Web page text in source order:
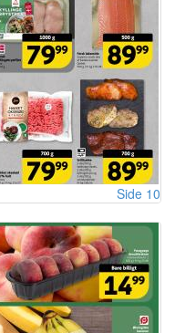
Side 10